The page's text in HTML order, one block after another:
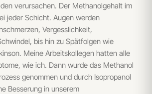
verursachen. Der Methanolgehalt im
jeder Schicht. Augen werden
Vergesslichkeit,
bis hin zu Spätfolgen wie
Meine Arbeitskollegen hatten alle
wie ich. Dann wurde das Methanol
genommen und durch Isopropanol
Besserung in unserem